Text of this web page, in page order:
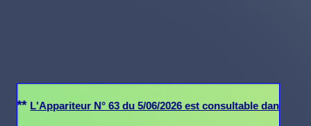
N° 63 du 5/06/2026 est consultable dans la Section